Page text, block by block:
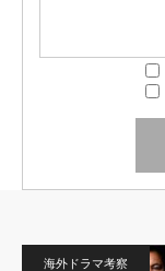
海外ドラマ考察